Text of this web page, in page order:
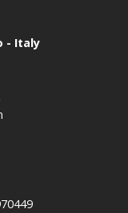
- Italy